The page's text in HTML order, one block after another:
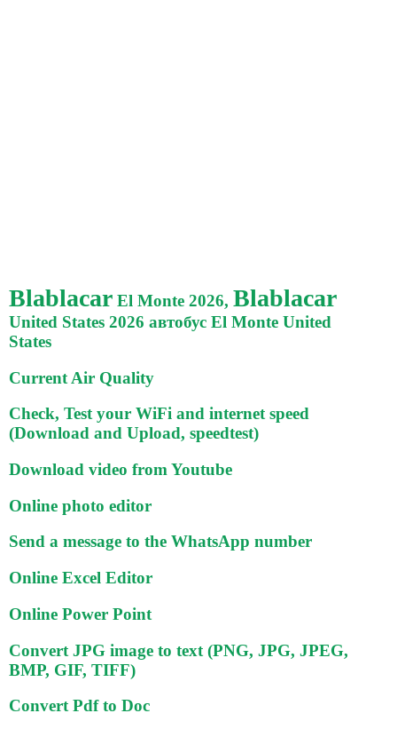
Blablacar El Monte 2026, Blablacar
United States 2026 автобус El Monte United
States
Current Air Quality
Check, Test your WiFi and internet speed
(Download and Upload, speedtest)
Download video from Youtube
Online photo editor
Send a message to the WhatsApp number
Online Excel Editor
Online Power Point
Convert JPG image to text (PNG, JPG, JPEG,
BMP, GIF, TIFF)
Convert Pdf to Doc